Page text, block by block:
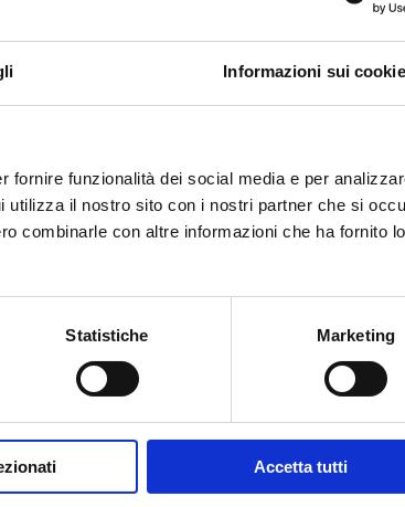
Informazioni sui cookie
fornire funzionalità dei social media e per
il nostro sito con i nostri partner che si
combinarle con altre informazioni che ha fornito
Statistiche Marketing
Accetta tutti
fatto da Balò, di
somma di denaro per iniziare una
quota fissa e per un tempo
di almeno 3 persone. All’interno del
senso di responsabilità
e i membri del
bancarelle di cibi che vengono